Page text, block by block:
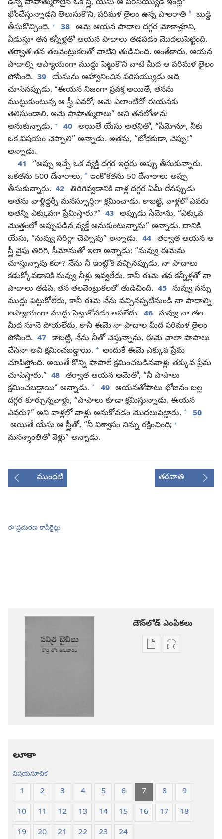
ఉన్న పాపాత్మురాలైన ఒక స్త్రీ, యేసు ఆ పరిసయ్యుడి ఇంట్లో
భోంచేస్తున్నాడని తెలుసుకొని, పరిమళ తైలం ఉన్న పాలరాతి * బుడ్డి
తీసుకొచ్చింది. + 38 ఆమె ఆయన పాదాల దగ్గర మోకాళ్లూని,
ఏడుస్తూ తన కన్నీళ్లతో ఆయన పాదాలు తడపడం మొదలుపెట్టింది.
తర్వాత తన తలవెంట్రుకలతో వాటిని తుడిచింది. అంతేకాదు, ఆయన
పాదాల్ని ఆప్యాయంగా ముద్దు పెట్టుకొని వాటి మీద ఆ పరిమళ తైలం
పోసింది. 39 యేసును ఆహ్వానించిన పరిసయ్యుడు అది
చూసినప్పుడు, “ఈయన నిజంగా ప్రవక్త అయితే, తనను
ముట్టుకుంటున్న ఆ స్త్రీ ఎవరో, ఆమె ఎలాంటిదో ఈయనకు
తెలిసుండాలి. ఆమె పాపాత్మురాలు” అని తనలోతాను
అనుకున్నాడు. + 40 అయితే యేసు అతనితో, “సీమోనూ, నీకు
ఒక విషయం చెప్పాలి” అన్నాడు. అతను, “బోధకుడా, చెప్పు!”
అన్నాడు.
41
“అప్పు ఇచ్చే ఒక వ్యక్తి దగ్గర ఇద్దరు అప్పు తీసుకున్నారు.
ఒకతను 500 దేనారాలు, * ఇంకొకతను 50 దేనారాలు అప్పు
తీసుకున్నారు. 42 తిరిగివ్వడానికి వాళ్ల దగ్గర ఏమీ లేనప్పుడు
అతను వాళ్లిద్దర్నీ మనస్ఫూర్తిగా క్షమించాడు. కాబట్టి, వాళ్లలో ఎవరు
అతన్ని ఎక్కువగా ప్రేమిస్తారు?” 43 అప్పుడు సీమోను, “ఎక్కువ
మొత్తంలో అప్పుపడిన వ్యక్తే అనుకుంటున్నాను” అన్నాడు. దానికి
యేసు, “నువ్వు సరిగ్గా చెప్పావు” అన్నాడు. 44 తర్వాత ఆయన ఆ
స్త్రీ వైపు తిరిగి, సీమోనుతో ఇలా అన్నాడు: “నువ్వు ఈమెను
చూస్తున్నావు కదా? నేను నీ ఇంట్లోకి వచ్చినప్పుడు, నా పాదాలు
కడుక్కోవడానికి నువ్వు నీళ్లు ఇవ్వలేదు. కానీ ఈమె తన కన్నీళ్లతో నా
పాదాలు తడిపి, తన తలవెంట్రుకలతో తుడిచింది. 45 నువ్వు నన్ను
ముద్దు పెట్టుకోలేదు, కానీ ఈమె నేను వచ్చినప్పటినుండి నా పాదాల్ని
ఆప్యాయంగా ముద్దు పెట్టుకోవడం ఆపలేదు. 46 నువ్వు నా తల
మీద నూనె పోయలేదు, కానీ ఈమె నా పాదాల మీద పరిమళ తైలం
పోసింది. 47 కాబట్టి, నేను నీతో చెప్తున్నాను, ఈమె చాలా పాపాలు
చేసినా అవి క్షమించబడ్డాయి. + అందుకే ఈమె ఎక్కువ ప్రేమ
చూపిస్తోంది. అయితే కొన్ని పాపాలే క్షమించబడినవాళ్లు తక్కువ ప్రేమ
చూపిస్తారు.” 48 తర్వాత ఆయన ఆమెతో, “నీ పాపాలు
క్షమించబడ్డాయి” అన్నాడు. + 49 ఆయనతోపాటు భోజనం బల్ల
దగ్గర కూర్చున్నవాళ్లు, “పాపాలు కూడా క్షమిస్తున్నాడు, ఈయన
ఎవరు?” అని వాళ్లలో వాళ్లు అనుకోవడం మొదలుపెట్టారు. +
50
అయితే యేసు ఆ స్త్రీతో, “నీ విశ్వాసం నిన్ను రక్షించింది; +
మనశ్శాంతితో వెళ్లు” అన్నాడు.
ముందటి తరవాతి
ఈ ప్రచురణ కాపీరైట్లు
డౌన్‌లోడ్‌ ఎంపికలు
ప్రచురణలఆడియో
లూకా
విషయసూచిక
1 2 3 4 5 6 7 8
9
10
11 12 13 14 15 16 17
18
19
20 21 22 23 24